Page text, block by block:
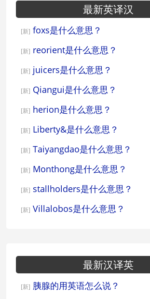
最新英译汉
[新] foxs是什么意思？
[新] reorient是什么意思？
[新] juicers是什么意思？
[新] Qiangui是什么意思？
[新] herion是什么意思？
[新] Liberty&是什么意思？
[新] Taiyangdao是什么意思？
[新] Monthong是什么意思？
[新] stallholders是什么意思？
[新] Villalobos是什么意思？
最新汉译英
[新] 胰腺的用英语怎么说？